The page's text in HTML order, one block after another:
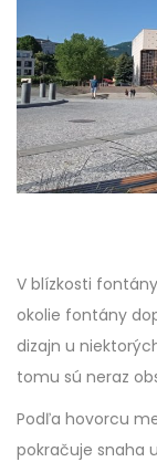
V blízkosti
okolie fontány
dizajn u
tomu sú neraz
Podľa hovorcu
pokračuje snaha